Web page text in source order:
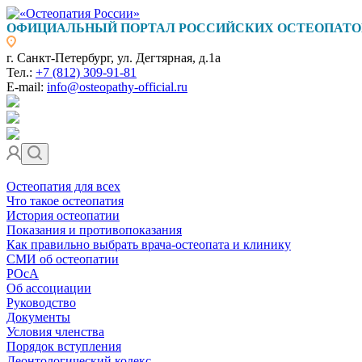
ОФИЦИАЛЬНЫЙ ПОРТАЛ РОССИЙСКИХ
г. Санкт-Петербург, ул. Дегтярная, д.1а
Тел.: +7 (812) 309-91-81
E-mail: info@osteopathy-official.ru
Остеопатия для всех
Что такое остеопатия
История остеопатии
Показания и противопоказания
Как правильно выбрать врача-остеопата и клинику
СМИ об остеопатии
РОсА
Об ассоциации
Руководство
Документы
Условия членства
Порядок вступления